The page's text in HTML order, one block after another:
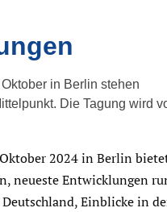
in Berlin stehen
Die Tagung wird
2024 in Berlin
neueste Entwicklungen
Einblicke in